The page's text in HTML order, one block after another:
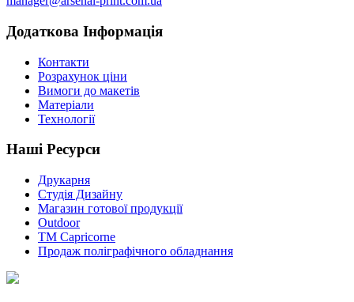
Додаткова Інформація
Контакти
Розрахунок ціни
Вимоги до макетів
Матеріали
Технології
Наші Ресурси
Друкарня
Студія Дизайну
Магазин готової продукції
Outdoor
TM Capricorne
Продаж поліграфічного обладнання